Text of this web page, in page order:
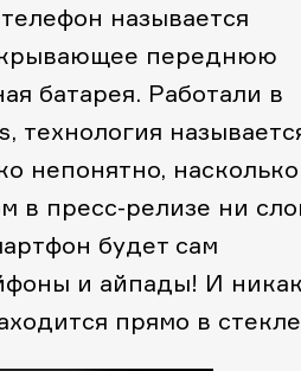
называется
переднюю
батарея. Работали в
технология
непонятно, насколько
в пресс-релизе ни
будет сам
и айпады! И
прямо в